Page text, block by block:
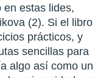
en estas lides,
(2). Si el libro
prácticos, y
sencillas para
algo así como un